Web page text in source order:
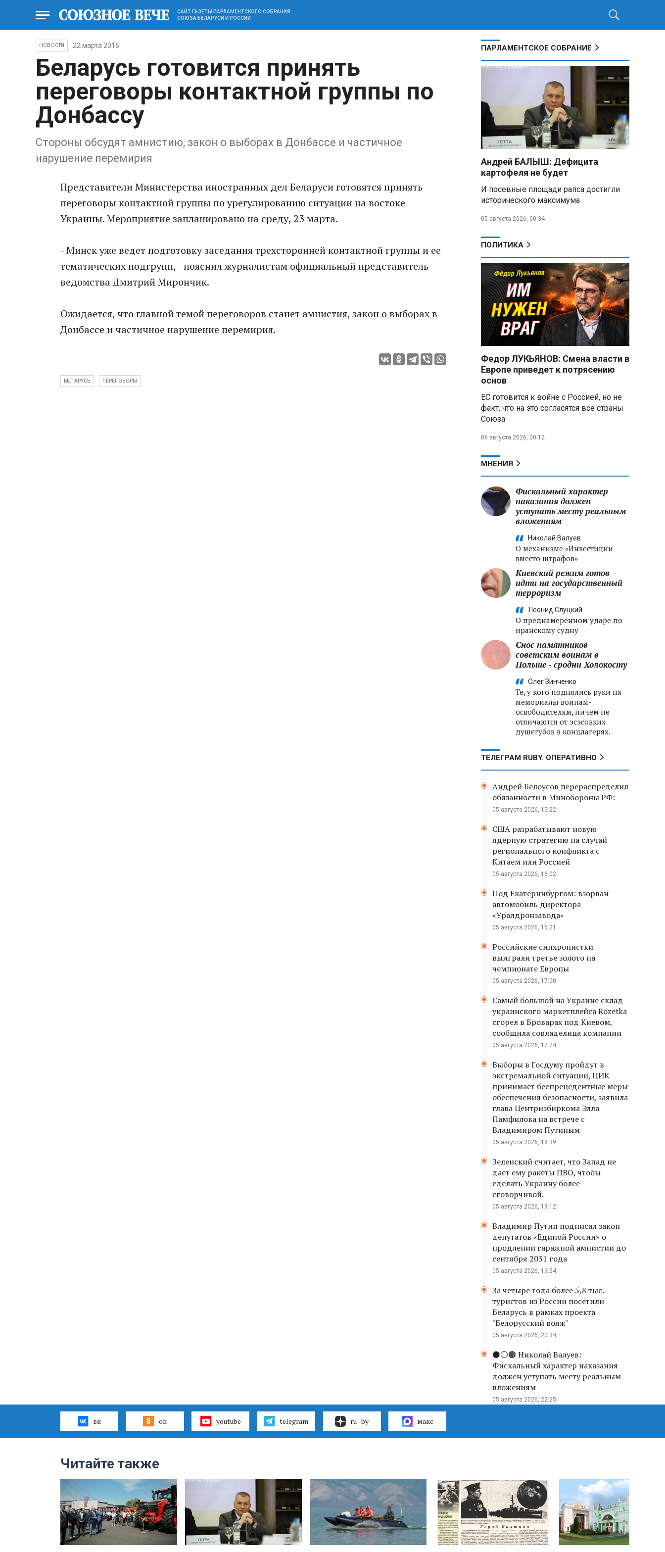
САЙТ ГАЗЕТЫ ПАРЛАМЕНТСКОГО СОБРАНИЯ
СОЮЗА БЕЛАРУСИ И РОССИИ
НОВОСТИ 22 марта 2016
Беларусь готовится принять
переговоры контактной группы по
Донбассу
Стороны обсудят амнистию, закон о выборах в Донбассе и частичное
нарушение перемирия
Представители Министерства иностранных дел Беларуси готовятся принять
переговоры контактной группы по урегулированию ситуации на востоке
Украины. Мероприятие запланировано на среду, 23 марта.
- Минск уже ведет подготовку заседания трехсторонней контактной группы и ее
тематических подгрупп, - пояснил журналистам официальный представитель
ведомства Дмитрий Мирончик.
Ожидается, что главной темой переговоров станет амнистия, закон о выборах в
Донбассе и частичное нарушение перемирия.
БЕЛАРУСЬ ПЕРЕГОВОРЫ
ПАРЛАМЕНТСКОЕ СОБРАНИЕ
Андрей БАЛЫШ: Дефицита
картофеля не будет
И посевные площади рапса достигли
исторического максимума
05 августа 2026, 00:34
ПОЛИТИКА
Федор ЛУКЬЯНОВ: Смена власти в
Европе приведет к потрясению
основ
ЕС готовится к войне с Россией, но не
факт, что на это согласятся все страны
Союза
06 августа 2026, 00:12
МНЕНИЯ
Фискальный характер
наказания должен
уступать месту реальным
вложениям
Николай Валуев
О механизме «Инвестиции
вместо штрафов»
Киевский режим готов
идти на государственный
терроризм
Леонид Слуцкий
О преднамеренном ударе по
иранскому судну
Снос памятников
советским воинам в
Польше - сродни Холокосту
Олег Зинченко
Те, у кого поднялись руки на
мемориалы воинам-
освободителям, ничем не
отличаются от эсэсовких
душегубов в концлагерях.
ТЕЛЕГРАМ RUBY. ОПЕРАТИВНО
Андрей Белоусов перераспределил
обязанности в Минобороны РФ:
05 августа 2026, 15:22
США разрабатывают новую
ядерную стратегию на случай
регионального конфликта с
Китаем или Россией
05 августа 2026, 16:02
Под Екатеринбургом: взорван
автомобиль директора
«Уралдронзавода»
05 августа 2026, 16:21
Российские синхронистки
выиграли третье золото на
чемпионате Европы
05 августа 2026, 17:00
Самый большой на Украине склад
украинского маркетплейса Rozetka
сгорел в Броварах под Киевом,
сообщила совладелица компании
05 августа 2026, 17:24
Выборы в Госдуму пройдут в
экстремальной ситуации, ЦИК
принимает беспрецедентные меры
обеспечения безопасности, заявила
глава Центризбиркома Элла
Памфилова на встрече с
Владимиром Путиным
05 августа 2026, 18:39
Зеленский считает, что Запад не
дает ему ракеты ПВО, чтобы
сделать Украину более
сговорчивой.
05 августа 2026, 19:12
Владимир Путин подписал закон
депутатов «Единой России» о
продлении гаражной амнистии до
сентября 2031 года
05 августа 2026, 19:54
За четыре года более 5,8 тыс.
туристов из России посетили
Беларусь в рамках проекта
"Белорусский вояж"
05 августа 2026, 20:34
⚫️⚪️🟤 Николай Валуев:
Фискальный характер наказания
должен уступать месту реальным
вложениям
05 августа 2026, 22:25
вк ок youtube telegram ru–by макс
Читайте также